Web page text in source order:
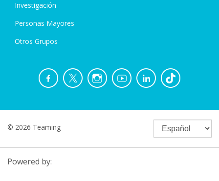
Investigación
Personas Mayores
Otros Grupos
© 2026 Teaming
Powered by: